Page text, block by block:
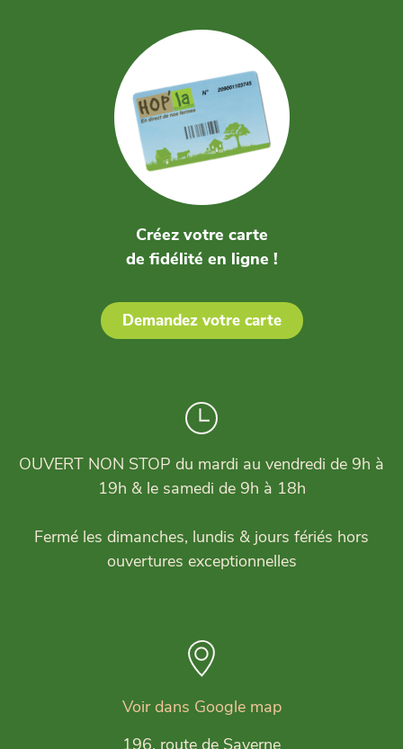
Créez votre carte
de fidélité en ligne !
Demandez votre carte
OUVERT NON STOP du mardi au vendredi de 9h à
19h & le samedi de 9h à 18h
Fermé les dimanches, lundis & jours fériés hors
ouvertures exceptionnelles
Voir dans Google map
196, route de Saverne